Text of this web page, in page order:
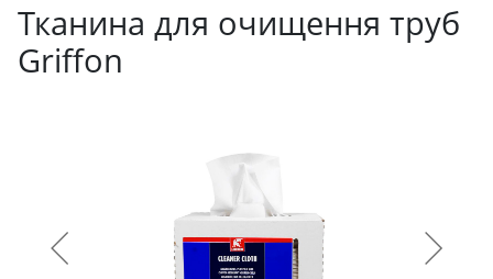
Тканина для очищення труб
Griffon